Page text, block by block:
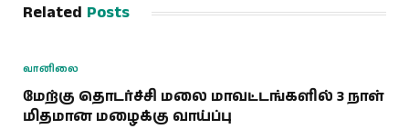
Related Posts
வானிலை
மேற்கு தொடர்ச்சி மலை மாவட்டங்களில் 3 நாள்
மிதமான மழைக்கு வாய்ப்பு